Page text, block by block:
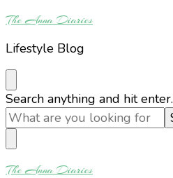
The Anna Diaries
Lifestyle Blog
Looking
for
Something?
Search anything and hit enter.
The Anna Diaries